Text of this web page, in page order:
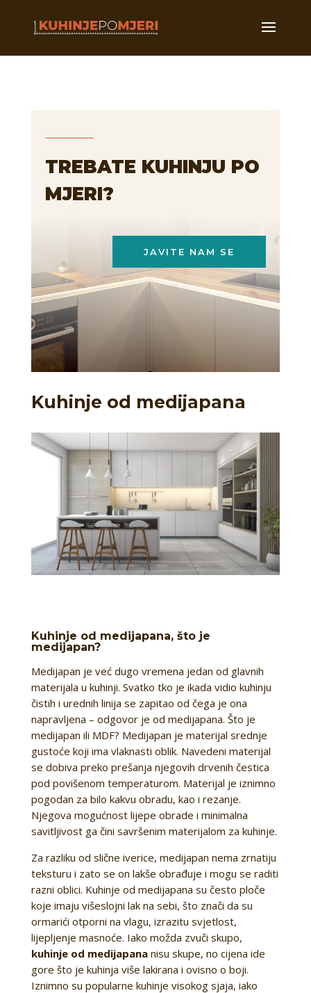
TREBATE KUHINJU PO
MJERI?
JAVITE NAM SE
Kuhinje od medijapana
Kuhinje od medijapana, što je
medijapan?
Medijapan je već dugo vremena jedan od glavnih
materijala u kuhinji. Svatko tko je ikada vidio kuhinju
čistih i urednih linija se zapitao od čega je ona
napravljena – odgovor je od medijapana. Što je
medijapan ili MDF? Medijapan je materijal srednje
gustoće koji ima vlaknasti oblik. Navedeni materijal
se dobiva preko prešanja njegovih drvenih čestica
pod povišenom temperaturom. Materijal je iznimno
pogodan za bilo kakvu obradu, kao i rezanje.
Njegova mogućnost lijepe obrade i minimalna
savitljivost ga čini savršenim materijalom za kuhinje.
Za razliku od slične iverice, medijapan nema zrnatiju
teksturu i zato se on lakše obrađuje i mogu se raditi
razni oblici. Kuhinje od medijapana su često ploče
koje imaju višeslojni lak na sebi, što znači da su
ormarići otporni na vlagu, izrazitu svjetlost,
lijepljenje masnoće. Iako možda zvuči skupo,
kuhinje od medijapananisu skupe, no cijena ide
gore što je kuhinja više lakirana i ovisno o boji.
Iznimno su popularne kuhinje visokog sjaja, iako